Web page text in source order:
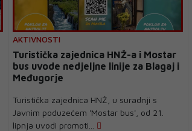
AKTIVNOSTI
Turistička zajednica HNŽ-a i Mostar
bus uvode nedjeljne linije za Blagaj i
Međugorje
Turistička zajednica HNŽ, u suradnji s
Javnim poduzećem 'Mostar bus', od 21.
lipnja uvodi promoti...